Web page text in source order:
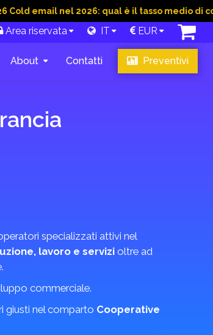
email nel 2026: qual è il tasso medio di
Area riservata IT EUR
About Contatti Preventivi
specializzati attivi nel
lavoro e servizioltre ad
commerciale.
giusti nel comparto Cooperative